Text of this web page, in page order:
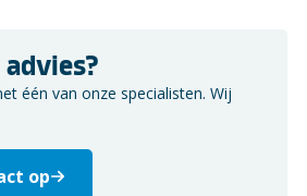
één van onze specialisten. Wij
op